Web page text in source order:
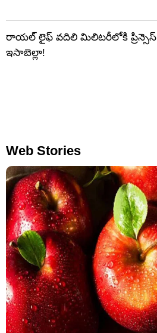
రాయల్ లైఫ్ వదిలి మిలిటరీలోకి ప్రిన్సెస్
ఇసాబెల్లా!
Web Stories